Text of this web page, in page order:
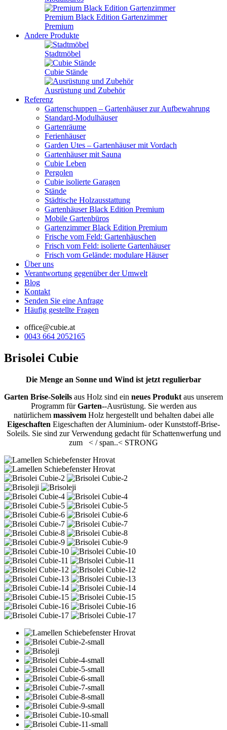
Premium Black Edition Gartenzimmer
Premium
Andere Produkte
Stadtmöbel
Cubie Stände
Ausrüstung und Zubehör
Referenz
Gartenschuppen – Gartenhäuser zur Aufbewahrung
Standard-Modulhäuser
Gartenräume
Ferienhäuser
Garden Utes – Gartenhäuser mit Vordach
Gartenhäuser mit Sauna
Cubie Leben
Pergolen
Cubie isolierte Garagen
Stände
Städtische Holzausstattung
Gartenhäuser Black Edition Premium
Mobile Gartenbüros
Gartenzimmer Black Edition Premium
Frische vom Feld: Gartenhäuschen
Frisch vom Feld: isolierte Gartenhäuser
Frisch vom Gelände: modulare Häuser
Über uns
Verantwortung gegenüber der Umwelt
Blog
Kontakt
Senden Sie eine Anfrage
Häufig gestellte Fragen
office@cubie.at
0043 664 2052165
Brisolei Cubie
Die Menge an Sonne und Wind ist jetzt regulierbar
Garten Brise-Soleils aus Holz sind ein neues Produkt aus unserem
Programm fürGarten--Ausrüstung. Sie werden aus
natürlichem massivemHolz hergestellt und behalten dabei alle
Eigeschaften Eigeschaften der Aluminium- oder Kunststoff-Brise-
Soleils. Sie sind zur Verwendung gedacht für Schattenwerfung und
zum < / span..< STRONG